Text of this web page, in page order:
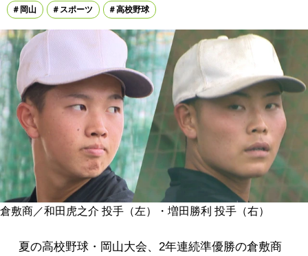
岡山
スポーツ 高校野球
倉敷商／和田虎之介 投手（左）・増田勝利 投手（右）
夏の高校野球・岡山大会、2年連続準優勝の倉敷商